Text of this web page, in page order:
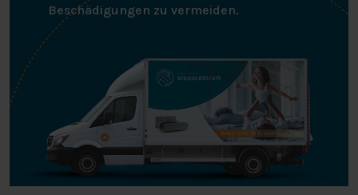
Beschädigungen zu vermeiden.